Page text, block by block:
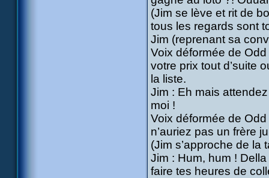
(Jim se lève et rit de
tous les regards sont
Jim (reprenant sa
Voix déformée de
votre prix tout d’suite
la liste.
Jim : Eh mais
moi !
Voix déformée de
n’auriez pas un frère
(Jim s’approche de la
Jim : Hum, hum !
faire tes heures de